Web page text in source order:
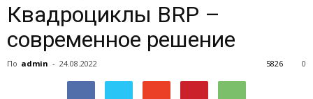
об
Квадроциклы BRP –
современное решение
По admin - 24.08.2022 0
5826